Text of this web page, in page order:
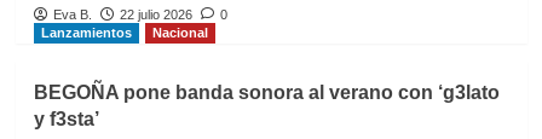
Eva B. 22 julio 2026
0
Lanzamientos
Nacional
BEGOÑA pone banda sonora al verano con ‘g3lato
y f3sta’